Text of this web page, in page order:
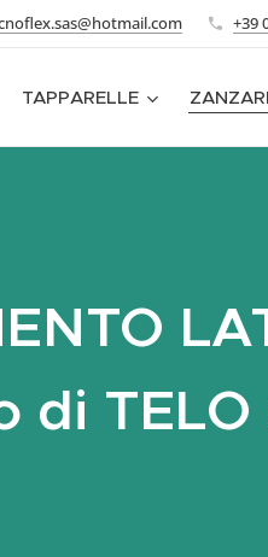
+39
TAPPARELLE
di